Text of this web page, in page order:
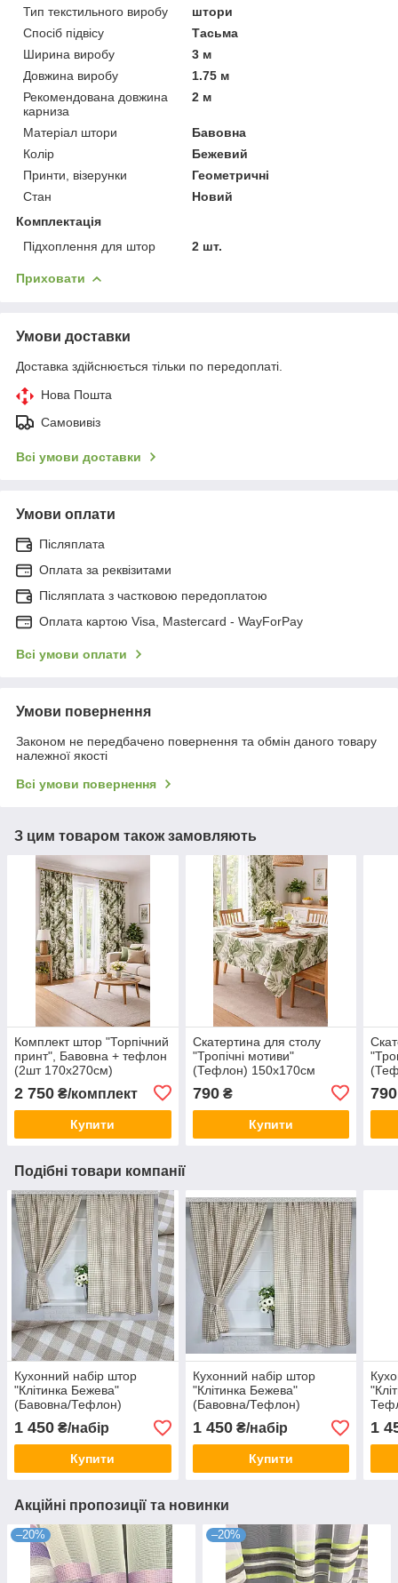
Тип текстильного виробу
штори
Спосіб підвісу
Тасьма
Ширина виробу
3 м
Довжина виробу
1.75 м
Рекомендована довжина
карниза
2 м
Матеріал штори
Бавовна
Колір
Бежевий
Принти, візерунки
Геометричні
Стан
Новий
Комплектація
Підхоплення для штор
2 шт.
Приховати
Умови доставки
Доставка здійснюється тільки по передоплаті.
Нова Пошта
Самовивіз
Всі умови доставки
Умови оплати
Післяплата
Оплата за реквізитами
Післяплата з частковою передоплатою
Оплата картою Visa, Mastercard - WayForPay
Всі умови оплати
Умови повернення
Законом не передбачено повернення та обмін даного товару
належної якості
Всі умови повернення
З цим товаром також замовляють
Комплект штор "Торпічний
принт", Бавовна + тефлон
(2шт 170х270см)
2 750 ₴/комплект
Купити
Скатертина для столу
"Тропічні мотиви"
(Тефлон) 150х170см
790₴
Купити
790
Подібні товари компанії
Кухонний набір штор
"Клітинка Бежева"
(Бавовна/Тефлон)
1 450 ₴/набір
Купити
Кухонний набір штор
"Клітинка Бежева"
(Бавовна/Тефлон)
1 450₴/набір
Купити
1
Акційні пропозиції та новинки
–20% –20%